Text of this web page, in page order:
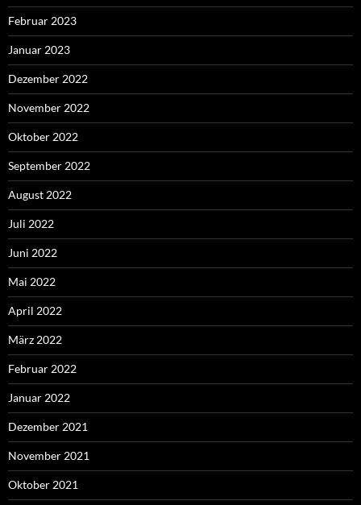
Februar 2023
Januar 2023
Dezember 2022
November 2022
Oktober 2022
September 2022
August 2022
Juli 2022
Juni 2022
Mai 2022
April 2022
März 2022
Februar 2022
Januar 2022
Dezember 2021
November 2021
Oktober 2021